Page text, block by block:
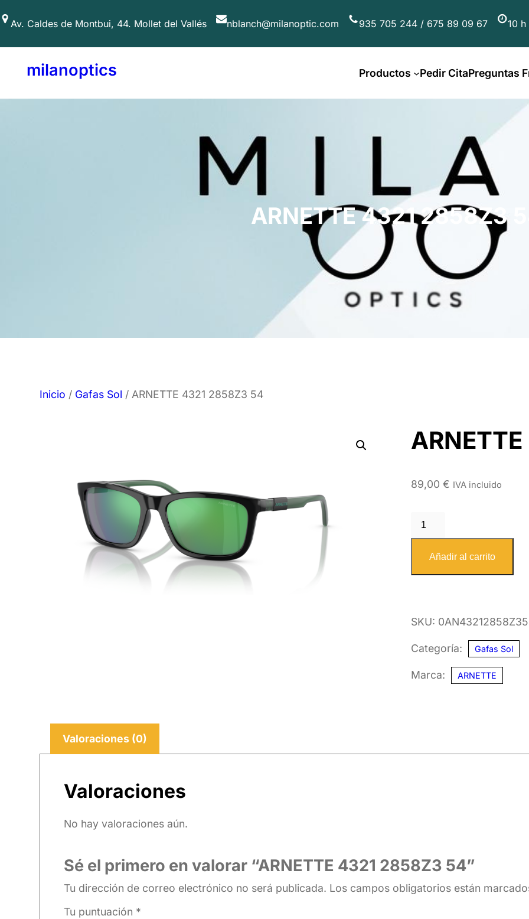
al Av. Caldes de Montbui, 44. Mollet del Vallés nblanch@milanoptic.com 935 705 244 / 675 89 09 67 10
milanoptics Productos Pedir CitaPreguntas
ARNETTE 4321 2858Z3
Inicio / Gafas Sol / ARNETTE 4321 2858Z3 54
89,00€ IVA incluido
ARNETTE
4321
2858Z3
54
Añadir al carrito
SKU:
Categoría: Gafas Sol
Marca: ARNETTE
Valoraciones (0)
Valoraciones
No hay valoraciones aún.
Sé el primero en valorar “ARNETTE 4321 2858Z3 54”
Tu dirección de correo electrónico no será publicada. Los campos obligatorios están
Tu puntuación *